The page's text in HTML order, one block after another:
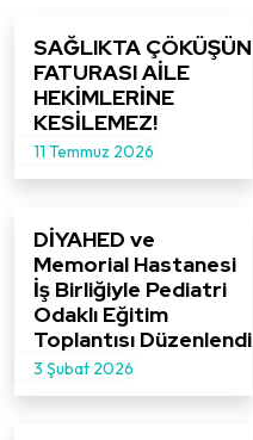
SAĞLIKTA ÇÖKÜŞÜN
FATURASI AİLE
HEKİMLERİNE
KESİLEMEZ!
11 Temmuz 2026
DİYAHED ve
Memorial Hastanesi
İş Birliğiyle Pediatri
Odaklı Eğitim
Toplantısı Düzenlendi
3 Şubat 2026